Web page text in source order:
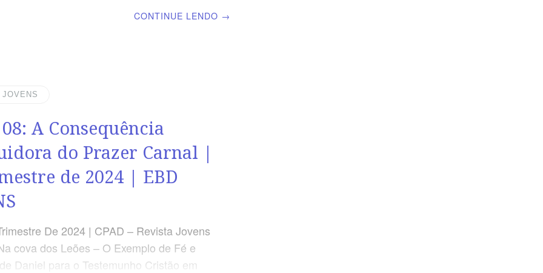
e três vezes no dia se punha de joelhos,
CONTINUE LENDO →
JOVENS
A Consequência
do Prazer Carnal |
de 2024 | EBD
De 2024 | CPAD – Revista Jovens
cova dos Leões – O Exemplo de Fé e
Daniel para o Testemunho Cristão em